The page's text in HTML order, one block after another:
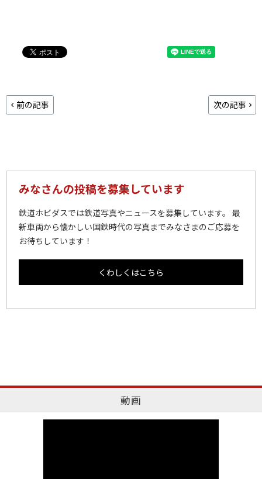
前の記事 次の記事
みなさんの投稿を募集しています
鉄道ホビダスでは鉄道写真やニュースを募集しています。 最
新車両から懐かしい国鉄時代の写真までみなさまのご応募を
お待ちしています！
くわしくはこちら
動画